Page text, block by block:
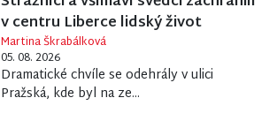
v centru Liberce lidský život
Martina Škrabálková
05. 08. 2026
Dramatické chvíle se odehrály v ulici
Pražská, kde byl na ze...